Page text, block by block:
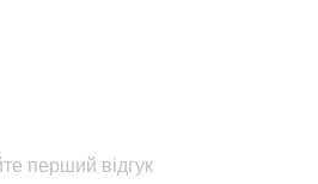
перший відгук